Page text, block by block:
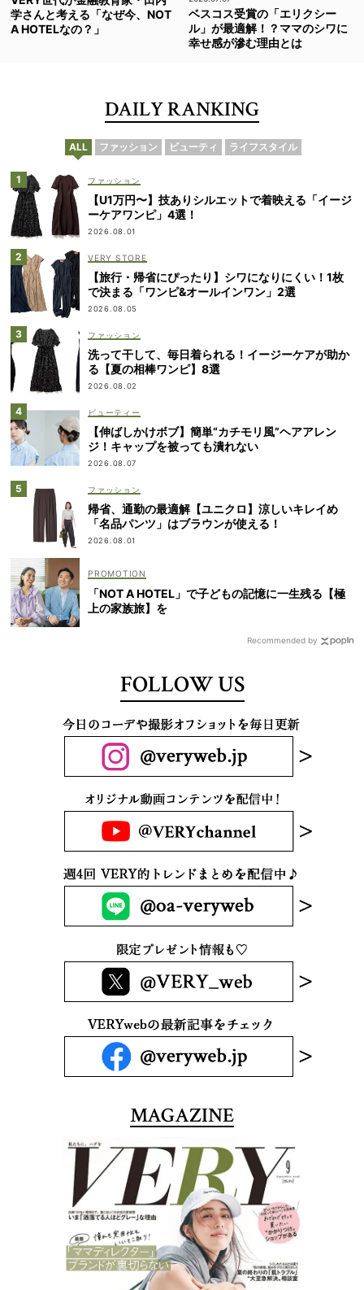
学さんと考える「なぜ今、NOT
A HOTELなの？」
ベスコス受賞の「エリクシー
ル」が最適解！？ママのシワに
幸せ感が滲む理由とは
DAILY RANKING
ALL ファッション ビューティ ライフスタイル
ファッション
【U1万円〜】技ありシルエットで着映える「イージ
ーケアワンピ」4選！
2026.08.01
VERY STORE
【旅行・帰省にぴったり】シワになりにくい！1枚
で決まる「ワンピ&オールインワン」2選
2026.08.05
ファッション
洗って干して、毎日着られる！イージーケアが助か
る【夏の相棒ワンピ】8選
2026.08.02
ビューティー
【伸ばしかけボブ】簡単“カチモリ風”ヘアアレン
ジ！キャップを被っても潰れない
2026.08.07
ファッション
帰省、通勤の最適解【ユニクロ】涼しいキレイめ
「名品パンツ」はブラウンが使える！
2026.08.01
「NOT A HOTEL」で子どもの記憶に一生残る【極
上の家族旅】を
Recommended by
FOLLOW US
MAGAZINE